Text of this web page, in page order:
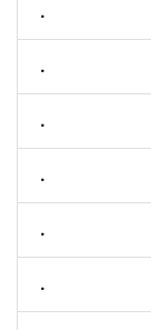
.
.
.
.
.
.